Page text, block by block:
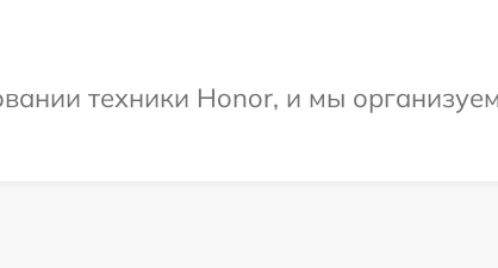
техники Honor, и мы